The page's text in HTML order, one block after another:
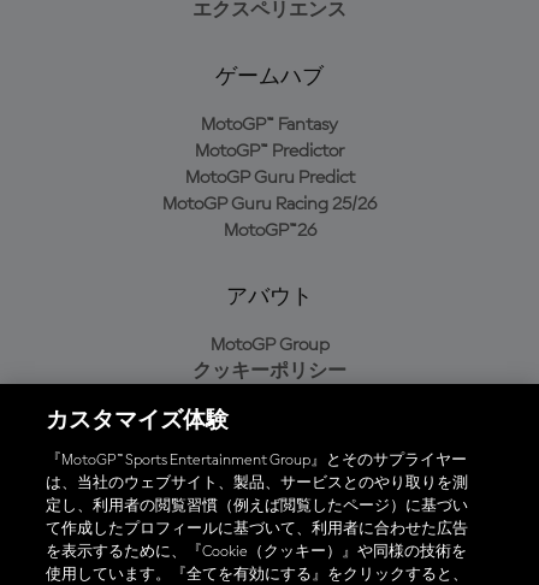
エクスペリエンス
ゲームハブ
MotoGP™ Fantasy
MotoGP™ Predictor
MotoGP Guru Predict
MotoGP Guru Racing 25/26
MotoGP™26
アバウト
MotoGP Group
クッキーポリシー
プライバシーポリシー
購入ポリシー
オフィシャルアプリ
カスタマイズ体験
『MotoGP™ Sports Entertainment Group』とそのサプライヤー
は、当社のウェブサイト、製品、サービスとのやり取りを測
定し、利用者の閲覧習慣（例えば閲覧したページ）に基づい
て作成したプロフィールに基づいて、利用者に合わせた広告
を表示するために、『Cookie（クッキー）』や同様の技術を
使用しています。『全てを有効にする』をクリックすると、